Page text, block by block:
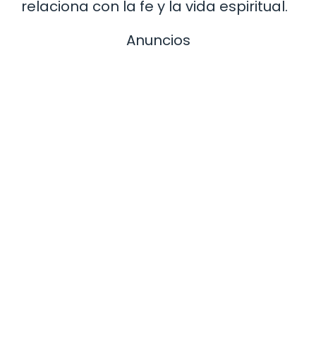
relaciona con la fe y la vida espiritual.
Anuncios